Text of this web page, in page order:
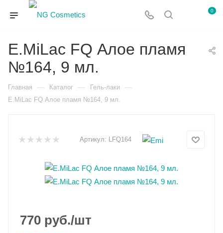
0
E.MiLac FQ Алое пламя
№164, 9 мл.
Главная — Каталог — Гель-лаки —
E.MiLac FQ Алое пламя №164, 9 мл.
Артикул: LFQ164
770 руб./шт